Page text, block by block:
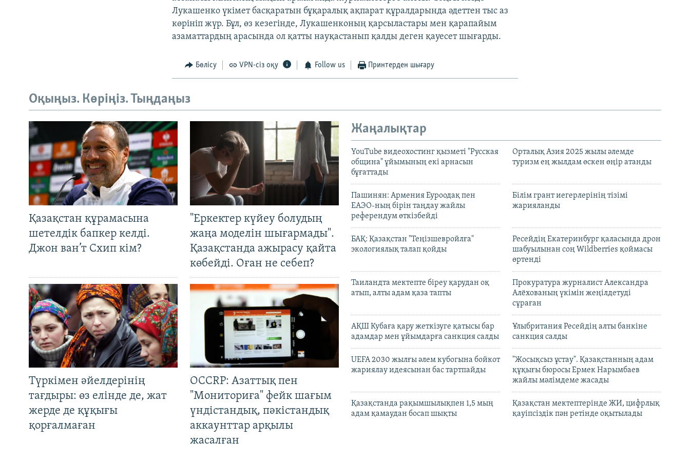
Лукашенко үкімет басқаратын бұқаралық ақпарат құралдарында әдеттен тыс аз
көрініп жүр. Бұл, өз кезегінде, Лукашенконың қарсыластары мен қарапайым
азаматтардың арасында ол қатты науқастанып қалды деген қауесет шығарды.
Бөлісу VPN-сіз оқу Follow us Принтерден шығару
Оқыңыз. Көріңіз. Тыңдаңыз
Қазақстан құрамасына
шетелдік бапкер келді.
Джон ван’т Схип кім?
"Еркектер күйеу болудың
жаңа моделін шығармады".
Қазақстанда ажырасу қайта
көбейді. Оған не себеп?
Түркімен әйелдерінің
тағдыры: өз елінде де, жат
жерде де құқығы
қорғалмаған
OCCRP: Азаттық пен
"Мониториға" фейк шағым
үндістандық, пәкістандық
аккаунттар арқылы
жасалған
Жаңалықтар
YouTube видеохостинг қызметі "Русская
община" ұйымының екі арнасын
бұғаттады
Орталық Азия 2025 жылы әлемде
туризм ең жылдам өскен өңір атанды
Пашинян: Армения Еуроодақ пен
ЕАЭО-ның бірін таңдау жайлы
референдум өткізбейді
Білім грант иегерлерінің тізімі
жарияланды
БАҚ: Қазақстан "Теңізшевройлға"
экологиялық талап қойды
Ресейдің Екатеринбург қаласында дрон
шабуылынан соң Wildberries қоймасы
өртенді
Таиландта мектепте біреу қарудан оқ
атып, алты адам қаза тапты
Прокуратура журналист Александра
Алёхованың үкімін жеңілдетуді
сұраған
АҚШ Кубаға қару жеткізуге қатысы бар
адамдар мен ұйымдарға санкция салды
Ұлыбритания Ресейдің алты банкіне
санкция салды
UEFA 2030 жылғы әлем кубогына бойкот
жариялау идеясынан бас тартпайды
"Жосықсыз ұстау". Қазақстанның адам
құқығы бюросы Ермек Нарымбаев
жайлы мәлімдеме жасады
Қазақстанда рақымшылықпен 1,5 мың
адам қамаудан босап шықты
Қазақстан мектептерінде ЖИ, цифрлық
қауіпсіздік пән ретінде оқытылады